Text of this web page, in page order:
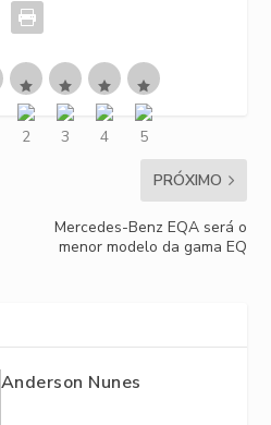
PRÓXIMO
Mercedes-Benz EQA será o
menor modelo da gama EQ
Anderson Nunes